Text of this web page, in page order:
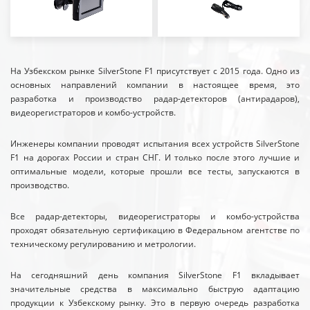
На Узбекском рынке SilverStone F1 присутствует с 2015 года. Одно из
основных направлений компании в настоящее время, это
разработка и производство радар-детекторов (антирадаров),
видеорегистраторов и комбо-устройств.
Инженеры компании проводят испытания всех устройств SilverStone
F1 на дорогах России и стран СНГ. И только после этого лучшие и
оптимальные модели, которые прошли все тесты, запускаются в
производство.
Все радар-детекторы, видеорегистраторы и комбо-устройства
проходят обязательную сертификацию в Федеральном агентстве по
техническому регулированию и метрологии.
На сегодняшний день компания SilverStone F1 вкладывает
значительные средства в максимально быструю адаптацию
продукции к Узбекскому рынку. Это в первую очередь разработка